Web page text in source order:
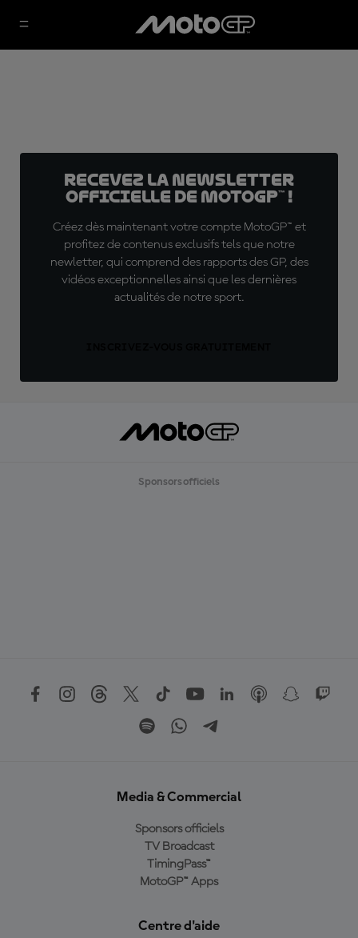
Recevez la Newsletter
officielle de MotoGP™ !
Créez dès maintenant votre compte MotoGP™ et
profitez de contenus exclusifs tels que notre
newletter, qui comprend des rapports des GP, des
vidéos exceptionnelles ainsi que les dernières
actualités de notre sport.
Sponsors officiels
Media & Commercial
Sponsors officiels
TV Broadcast
TimingPass™
MotoGP™ Apps
Centre d'aide